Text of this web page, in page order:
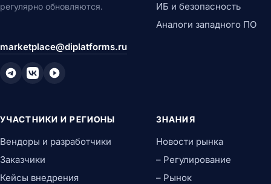
регулярно обновляются.
marketplace@diplatforms.ru
ИБ и безопасность
Аналоги западного ПО
УЧАСТНИКИ И РЕГИОНЫ
Вендоры и разработчики
Заказчики
Кейсы внедрения
ЗНАНИЯ
Новости рынка
– Регулирование
– Рынок